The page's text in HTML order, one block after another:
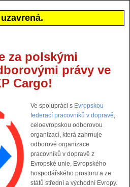
za polskými
právy ve
Cargo!
Ve spolupráci s Evropskou
federací pracovníků v dopravě,
celoevropskou odborovou
organizací, která zahrnuje
odborové organizace
pracovníků v dopravě z
Evropské unie, Evropského
hospodářského prostoru a ze
států střední a východní Evropy.